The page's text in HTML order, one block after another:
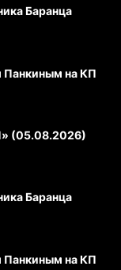
Баранца
Панкиным на КП
(05.08.2026)
Баранца
Панкиным на КП